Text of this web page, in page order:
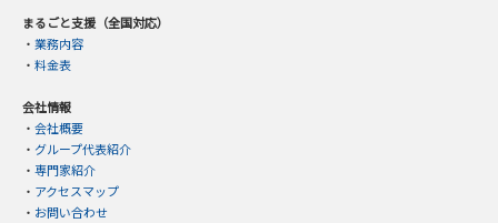
まるごと支援（全国対応）
・ 業務内容
・ 料金表
会社情報
・ 会社概要
・ グループ代表紹介
・ 専門家紹介
・ アクセスマップ
・ お問い合わせ